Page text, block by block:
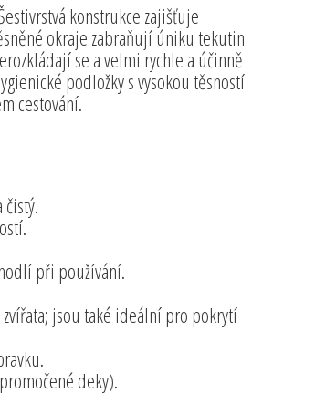
konstrukce zajišťuje
okraje zabraňují úniku tekutin
se a velmi rychle a účinně
podložky s vysokou těsností
cestování.
při používání.
jsou také ideální pro pokrytí
deky).